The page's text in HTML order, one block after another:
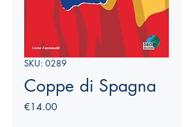
SKU: 0289
Coppe di Spagna
€14.00Price